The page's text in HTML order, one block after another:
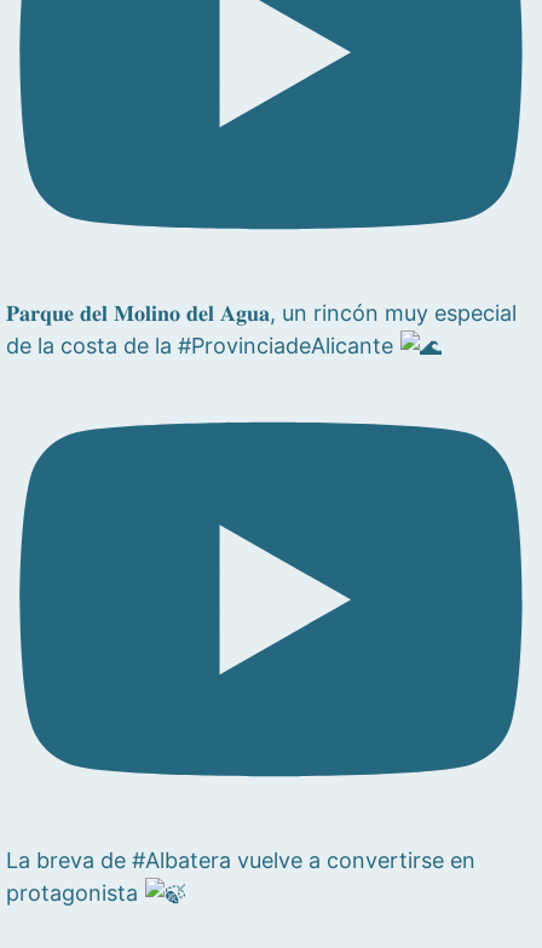
𝐏𝐚𝐫𝐪𝐮𝐞 𝐝𝐞𝐥 𝐌𝐨𝐥𝐢𝐧𝐨 𝐝𝐞𝐥 𝐀𝐠𝐮𝐚, un rincón muy especial
de la costa de la #ProvinciadeAlicante
La breva de #Albatera vuelve a convertirse en
protagonista